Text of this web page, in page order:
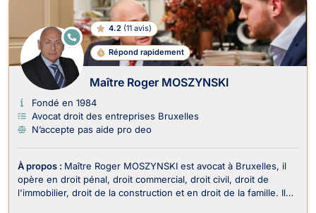
4.2 (11 avis)
Répond rapidement
E
N
G
E
Maître Roger MOSZYNSKI
Fondé en 1984
Avocat droit des entreprises Bruxelles
N’accepte pas aide pro deo
À propos : Maître Roger MOSZYNSKI est avocat à Bruxelles, il
opère en droit pénal, droit commercial, droit civil, droit de
l'immobilier, droit de la construction et en droit de la famille. Il